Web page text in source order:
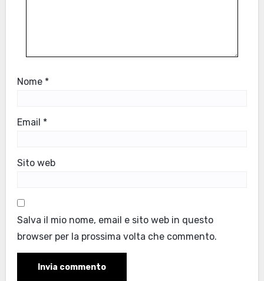
Nome *
Email *
Sito web
Salva il mio nome, email e sito web in questo
browser per la prossima volta che commento.